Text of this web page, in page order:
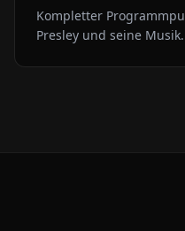
Kompletter
Presley und seine Musik.